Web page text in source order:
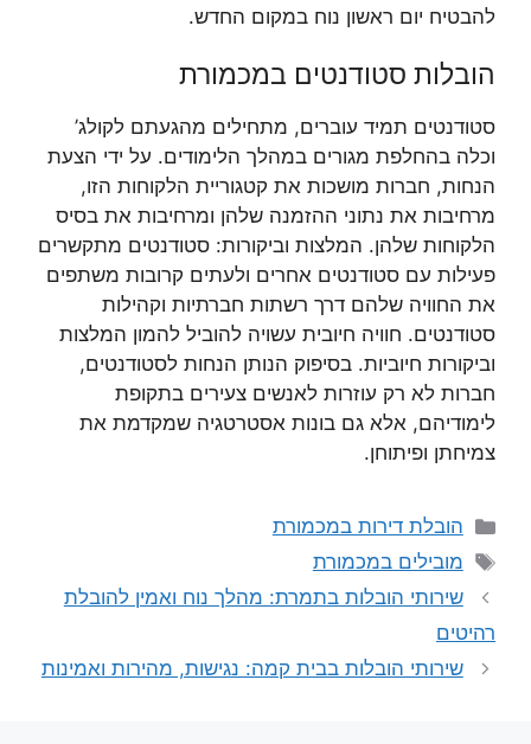
להבטיח יום ראשון נוח במקום החדש.
הובלות סטודנטים במכמורת
סטודנטים תמיד עוברים, מתחילים מהגעתם לקולג’
וכלה בהחלפת מגורים במהלך הלימודים. על ידי הצעת
הנחות, חברות מושכות את קטגוריית הלקוחות הזו,
מרחיבות את נתוני ההזמנה שלהן ומרחיבות את בסיס
הלקוחות שלהן. המלצות וביקורות: סטודנטים מתקשרים
פעילות עם סטודנטים אחרים ולעתים קרובות משתפים
את החוויה שלהם דרך רשתות חברתיות וקהילות
סטודנטים. חוויה חיובית עשויה להוביל להמון המלצות
וביקורות חיוביות. בסיפוק הנותן הנחות לסטודנטים,
חברות לא רק עוזרות לאנשים צעירים בתקופת
לימודיהם, אלא גם בונות אסטרטגיה שמקדמת את
צמיחתן ופיתוחן.
קטגוריות
הובלת דירות במכמורת
תגיות
מובילים במכמורת
שירותי הובלות בתמרת: מהלך נוח ואמין להובלת
רהיטים
שירותי הובלות בבית קמה: נגישות, מהירות ואמינות